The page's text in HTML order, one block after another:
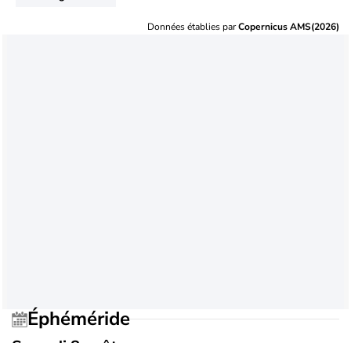
Données établies parCopernicus AMS(2026)
Éphéméride